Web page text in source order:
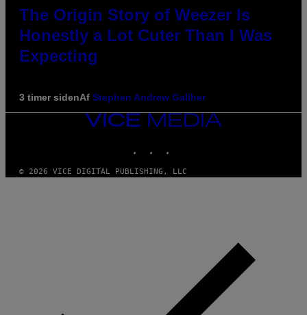
The Origin Story of Weezer Is
Honestly a Lot Cuter Than I Was
Expecting
3 timer sidenAf Stephen Andrew Galiher
VICE
MEDIA
© 2026 VICE DIGITAL PUBLISHING, LLC